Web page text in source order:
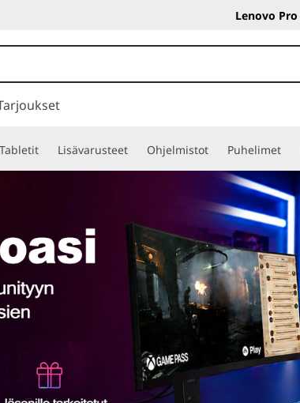
Lenovo Pro
Tabletit Lisävarusteet Ohjelmistot Puhelimet